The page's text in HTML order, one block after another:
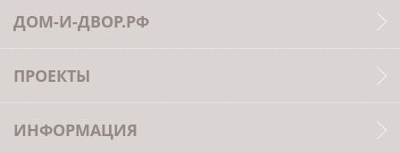
ДОМ-И-ДВОР.РФ
ПРОЕКТЫ
ИНФОРМАЦИЯ